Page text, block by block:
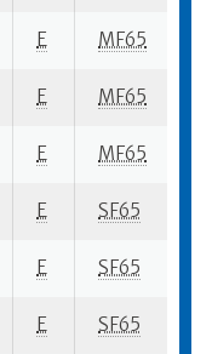
E MF65
E MF65
E MF65
E SF65
E SF65
E SF65